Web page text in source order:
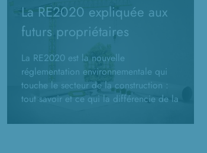
La RE2020 expliquée aux
futurs propriétaires
La RE2020 est la nouvelle
réglementation environnementale qui
touche le secteur de la construction :
tout savoir et ce qui la différencie de la